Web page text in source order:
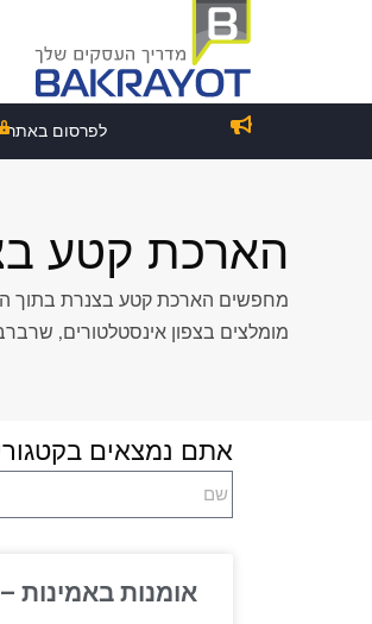
לפרסום באתר
הארכת קטע
מחפשים הארכת קטע בצנרת בתוך
מומלצים בצפון אינסטלטורים,
אתם נמצאים
אומנות באמינות